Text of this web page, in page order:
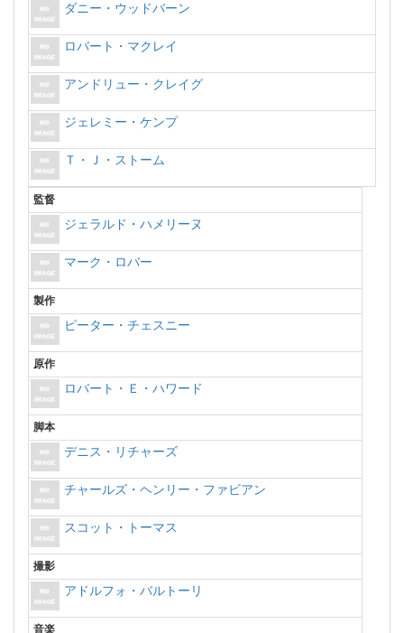
ダニー・ウッドバーン
ロバート・マクレイ
アンドリュー・クレイグ
ジェレミー・ケンプ
Ｔ・Ｊ・ストーム
監督
ジェラルド・ハメリーヌ
マーク・ロバー
製作
ピーター・チェスニー
原作
ロバート・Ｅ・ハワード
脚本
デニス・リチャーズ
チャールズ・ヘンリー・ファビアン
スコット・トーマス
撮影
アドルフォ・バルトーリ
音楽